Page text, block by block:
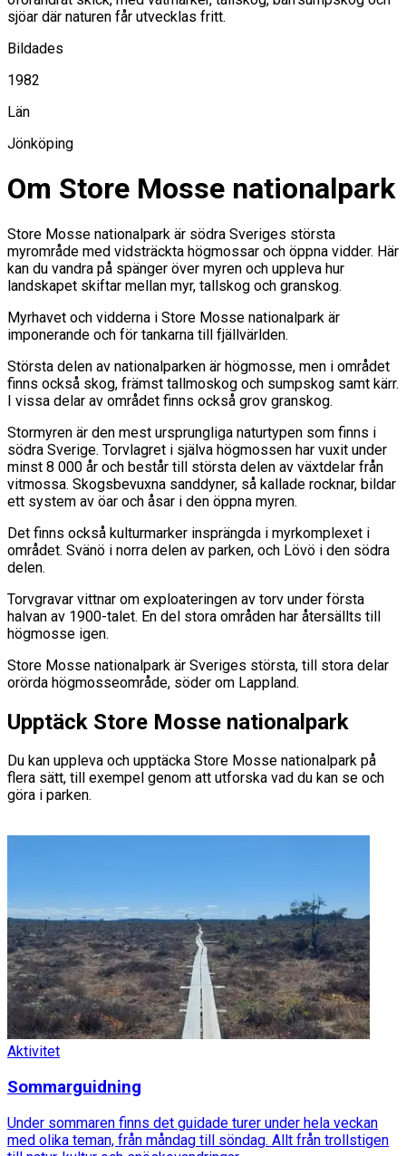
sjöar där naturen får utvecklas fritt.
Bildades
1982
Län
Jönköping
Om Store Mosse nationalpark
Store Mosse nationalpark är södra Sveriges största
myrområde med vidsträckta högmossar och öppna vidder. Här
kan du vandra på spänger över myren och uppleva hur
landskapet skiftar mellan myr, tallskog och granskog.
Myrhavet och vidderna i Store Mosse nationalpark är
imponerande och för tankarna till fjällvärlden.
Största delen av nationalparken är högmosse, men i området
finns också skog, främst tallmoskog och sumpskog samt kärr.
I vissa delar av området finns också grov granskog.
Stormyren är den mest ursprungliga naturtypen som finns i
södra Sverige. Torvlagret i själva högmossen har vuxit under
minst 8 000 år och består till största delen av växtdelar från
vitmossa. Skogsbevuxna sanddyner, så kallade rocknar, bildar
ett system av öar och åsar i den öppna myren.
Det finns också kulturmarker insprängda i myrkomplexet i
området. Svänö i norra delen av parken, och Lövö i den södra
delen.
Torvgravar vittnar om exploateringen av torv under första
halvan av 1900-talet. En del stora områden har återsällts till
högmosse igen.
Store Mosse nationalpark är Sveriges största, till stora delar
orörda högmosseområde, söder om Lappland.
Upptäck Store Mosse nationalpark
Du kan uppleva och upptäcka Store Mosse nationalpark på
flera sätt, till exempel genom att utforska vad du kan se och
göra i parken.
Aktivitet
Sommarguidning
Under sommaren finns det guidade turer under hela veckan
med olika teman, från måndag till söndag. Allt från trollstigen